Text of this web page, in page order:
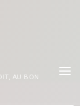
AU BON